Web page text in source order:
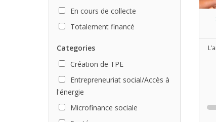
En cours de collecte
Totalement financé
Categories
Création de TPE
Entrepreneuriat social/Accès à
l'énergie
Microfinance sociale